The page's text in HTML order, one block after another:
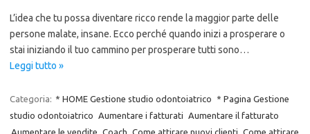
L’idea che tu possa diventare ricco rende la maggior parte delle
persone malate, insane. Ecco perché quando inizi a prosperare o
stai iniziando il tuo cammino per prosperare tutti sono…
Leggi tutto »
Categoria: * HOME Gestione studio odontoiatrico
* Pagina Gestione
studio odontoiatrico Aumentare i fatturati Aumentare il fatturato
Aumentare le vendite Coach Come attirare nuovi clienti Come attirare